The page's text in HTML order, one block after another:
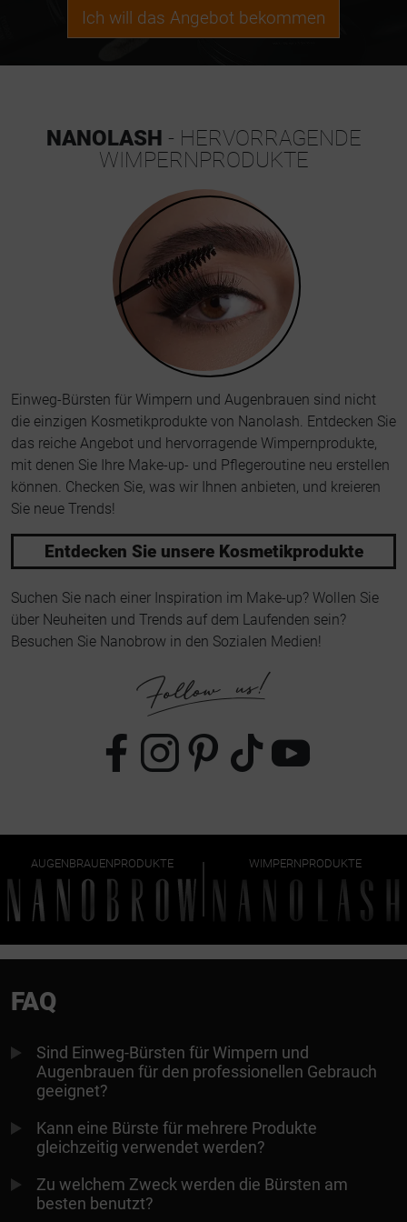
Ich will das Angebot bekommen
NANOLASH - HERVORRAGENDE
WIMPERNPRODUKTE
Einweg-Bürsten für Wimpern und Augenbrauen sind nicht
die einzigen Kosmetikprodukte von Nanolash. Entdecken Sie
das reiche Angebot und hervorragende Wimpernprodukte,
mit denen Sie Ihre Make-up- und Pflegeroutine neu erstellen
können. Checken Sie, was wir Ihnen anbieten, und kreieren
Sie neue Trends!
Entdecken Sie unsere Kosmetikprodukte
Suchen Sie nach einer Inspiration im Make-up? Wollen Sie
über Neuheiten und Trends auf dem Laufenden sein?
Besuchen Sie Nanobrow in den Sozialen Medien!
AUGENBRAUENPRODUKTE WIMPERNPRODUKTE
FAQ
Sind Einweg-Bürsten für Wimpern und
Augenbrauen für den professionellen Gebrauch
geeignet?
Kann eine Bürste für mehrere Produkte
gleichzeitig verwendet werden?
Zu welchem Zweck werden die Bürsten am
besten benutzt?